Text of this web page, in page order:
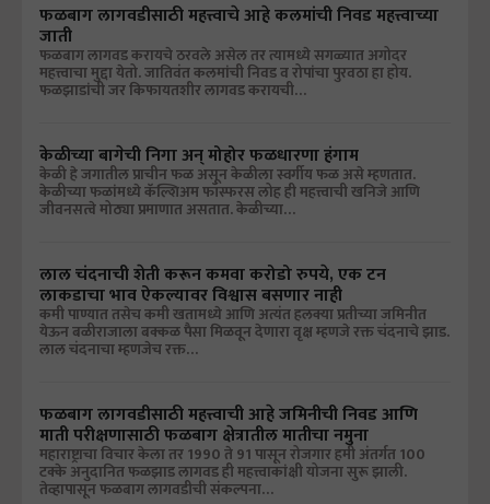
फळबाग लागवडीसाठी महत्त्वाचे आहे कलमांची निवड महत्त्वाच्या
जाती
फळबाग लागवड करायचे ठरवले असेल तर त्यामध्ये सगळ्यात अगोदर
महत्त्वाचा मुद्दा येतो. जातिवंत कलमांची निवड व रोपांचा पुरवठा हा होय.
फळझाडांची जर किफायतशीर लागवड करायची…
केळीच्या बागेची निगा अन् मोहोर फळधारणा हंगाम
केळी हे जगातील प्राचीन फळ असून केळीला स्वर्गीय फळ असे म्हणतात.
केळीच्या फळांमध्ये कॅल्शिअम फॉस्फरस लोह ही महत्त्वाची खनिजे आणि
जीवनसत्वे मोठ्या प्रमाणात असतात. केळीच्या…
लाल चंदनाची शेती करून कमवा करोडो रुपये, एक टन
लाकडाचा भाव ऐकल्यावर विश्वास बसणार नाही
कमी पाण्यात तसेच कमी खतामध्ये आणि अत्यंत हलक्या प्रतीच्या जमिनीत
येऊन बळीराजाला बक्कळ पैसा मिळवून देणारा वृक्ष म्हणजे रक्त चंदनाचे झाड.
लाल चंदनाचा म्हणजेच रक्त…
फळबाग लागवडीसाठी महत्त्वाची आहे जमिनीची निवड आणि
माती परीक्षणासाठी फळबाग क्षेत्रातील मातीचा नमुना
महाराष्ट्राचा विचार केला तर 1990 ते 91 पासून रोजगार हमी अंतर्गत 100
टक्के अनुदानित फळझाड लागवड ही महत्त्वाकांक्षी योजना सुरू झाली.
तेव्हापासून फळबाग लागवडीची संकल्पना…